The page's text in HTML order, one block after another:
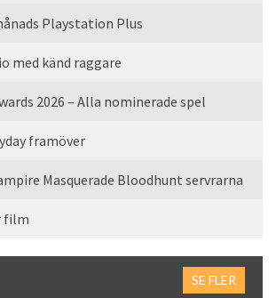
Playstation Plus
med känd raggare
2026 – Alla nominerade spel
framöver
Masquerade Bloodhunt servrarna
film
SE FLER